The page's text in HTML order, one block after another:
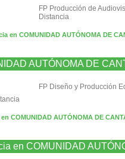
FP Producción de
Distancia
en COMUNIDAD AUTÓNOMA DE
AUTÓNOMA DE
FP Diseño y Producción
COMUNIDAD AUTÓNOMA DE
en COMUNIDAD